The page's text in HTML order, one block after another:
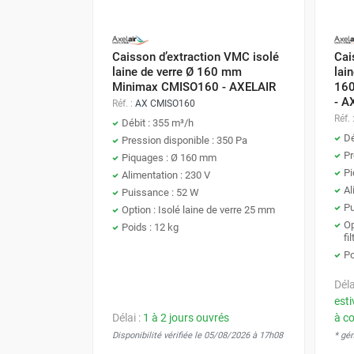
Chauffage FARM au fioul
Chauffage d'atelier granulés / bois /
carton
Chaudière fixe à eau
Aérotherme électrique
Aérotherme au gaz
Aérotherme à eau chaude ou froide
Aérotherme au fioul
Aérotherme pompe à chaleur
(détente directe)
Chauffage haute température pour
étuvage industriel ou destruction
lorsque les locaux sont occupés.
ou la tourelle
Caisson d’extraction VMC isolé
laine de verre Ø 160 mm
Minimax CMISO160 - AXELAIR
Réf. : AX CMISO160
Débit : 355 m³/h
Pression disponible : 350 Pa
Piquages : Ø 160 mm
Alimentation : 230 V
Puissance : 52 W
Option : Isolé laine de verre 25 mm
Poids : 12 kg
Délai : 1 à 2 jours ouvrés
Disponibilité vérifiée le 05/08/2026 à 17h08
-
Réf. :
à
*